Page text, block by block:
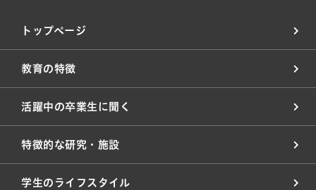
トップページ
教育の特徴
活躍中の卒業生に聞く
特徴的な研究・施設
学生のライフスタイル